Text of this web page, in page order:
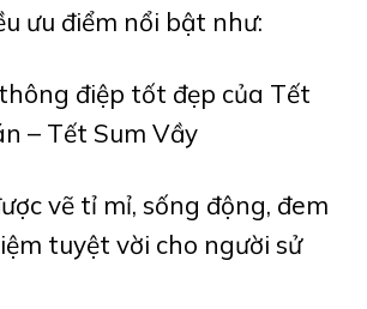
ưu điểm nổi bật như:
điệp tốt đẹp của Tết
– Tết Sum Vầy
vẽ tỉ mỉ, sống động, đem
tuyệt vời cho người sử